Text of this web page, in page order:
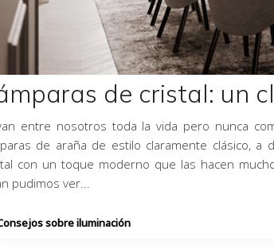
de cristal: un
entre nosotros toda la vida pero nunca
de araña de estilo claramente clásico,
con un toque moderno que las hacen
pudimos ver...
sobre iluminación